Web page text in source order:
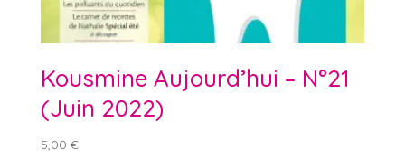
Kousmine Aujourd’hui – N°21
(Juin 2022)
5,00 €